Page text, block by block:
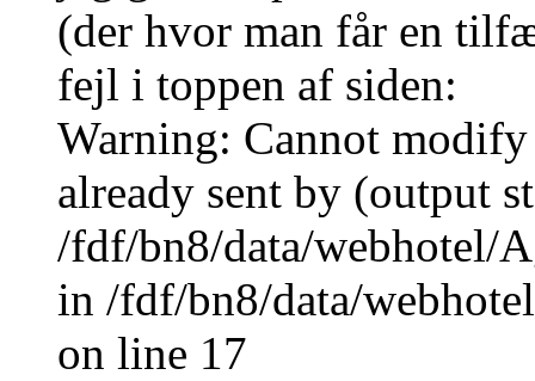
(der hvor man får en
fejl i toppen af siden:
Warning: Cannot
already sent by (output
/fdf/bn8/data/webhotel/
in /fdf/bn8/data/
on line 17